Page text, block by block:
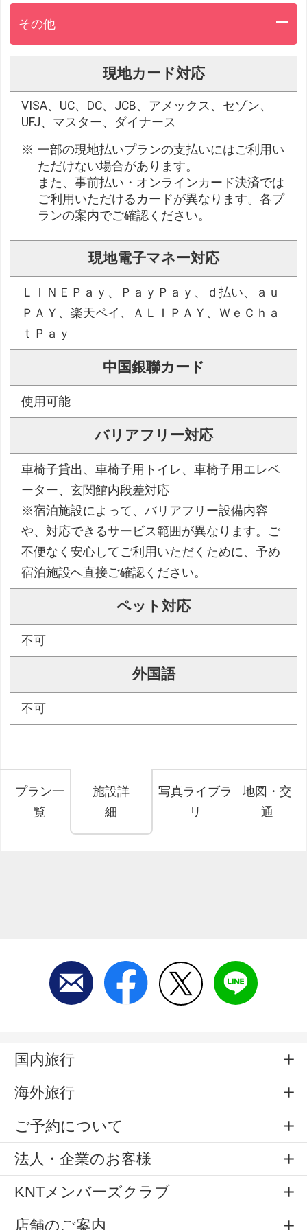
その他
現地カード対応
VISA、UC、DC、JCB、アメックス、セゾン、
UFJ、マスター、ダイナース
一部の現地払いプランの支払いにはご利用い
ただけない場合があります。
また、事前払い・オンラインカード決済では
ご利用いただけるカードが異なります。各プ
ランの案内でご確認ください。
現地電子マネー対応
ＬＩＮＥＰａｙ、ＰａｙＰａｙ、ｄ払い、ａｕ
ＰＡＹ、楽天ペイ、ＡＬＩＰＡＹ、ＷｅＣｈａ
ｔＰａｙ
中国銀聯カード
使用可能
バリアフリー対応
車椅子貸出、車椅子用トイレ、車椅子用エレベ
ーター、玄関館内段差対応
※宿泊施設によって、バリアフリー設備内容
や、対応できるサービス範囲が異なります。ご
不便なく安心してご利用いただくために、予め
宿泊施設へ直接ご確認ください。
ペット対応
不可
外国語
不可
プラン一
覧
施設詳
細
写真ライブラ
リ
地図・交
通
国内旅行
海外旅行
ご予約について
法人・企業のお客様
KNTメンバーズクラブ
店舗のご案内